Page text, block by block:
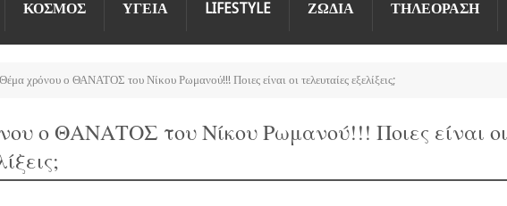
ΚΟΣΜΟΣ ΥΓΕΙΑ LIFESTYLE ΖΩΔΙΑ ΤΗΛΕΟΡΑΣΗ
χρόνου ο ΘΑΝΑΤΟΣ του Νίκου Ρωμανού!!! Ποιες είναι οι τελευταίες εξελίξεις;
ο ΘΑΝΑΤΟΣ του Νίκου Ρωμανού!!! Ποιες είναι οι